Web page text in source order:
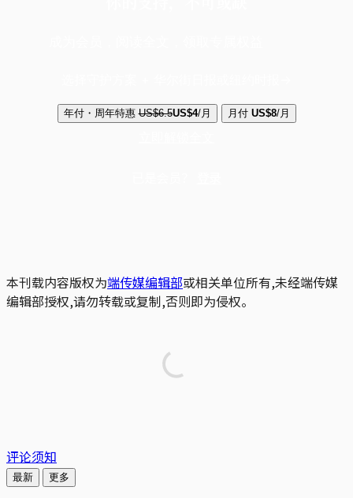
年付・周年特惠 US$6.5US$4/月 月付 US$8/月
本刊载内容版权为端传媒编辑部或相关单位所有,未经端传媒
编辑部授权,请勿转载或复制,否则即为侵权。
评论须知
最新 更多